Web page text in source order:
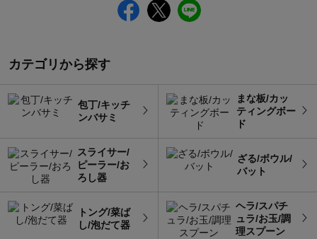
カテゴリから探す
包丁/キッチ
ンバサミ
まな板/カッ
ティングボー
ド
スライサー/
ピーラー/お
ろし器
ざる/ボウル/
バット
トング/菜ば
し/泡だて器
ヘラ/スパチ
ュラ/お玉/調
理スプーン